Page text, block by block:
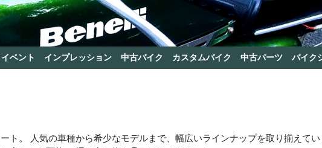
ベント インプレッション 中古バイク カスタムバイク 中古パーツ バイク
。 人気の車種から希少なモデルまで、幅広いラインナップを取り揃えてい